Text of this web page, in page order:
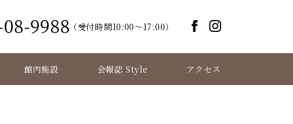
（受付時間10:00～17:00）
館内施設 会報誌 Style アクセス